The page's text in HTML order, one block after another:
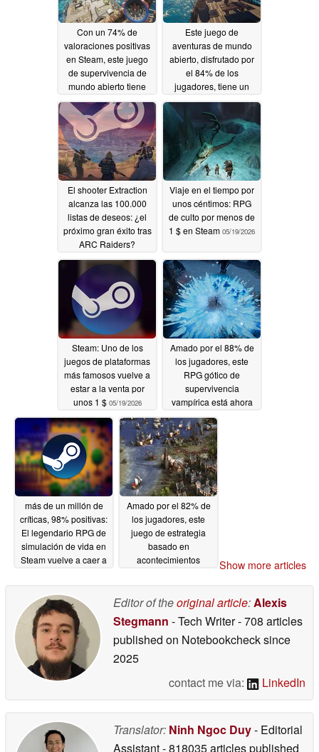
Con un 74% de
valoraciones positivas
en Steam, este juego
de supervivencia de
mundo abierto tiene
actualmente un 50%
de descuento05/21/2026
Este juego de
aventuras de mundo
abierto, disfrutado por
el 84% de los
jugadores, tiene un
50% de descuento en
Steam05/20/2026
El shooter Extraction
alcanza las 100.000
listas de deseos: ¿el
próximo gran éxito tras
ARC Raiders?
05/19/2026
Viaje en el tiempo por
unos céntimos: RPG
de culto por menos de
1 $ en Steam 05/19/2026
Steam: Uno de los
juegos de plataformas
más famosos vuelve a
estar a la venta por
unos 1 $ 05/19/2026
Amado por el 88% de
los jugadores, este
RPG gótico de
supervivencia
vampírica está ahora
en su punto más bajo
en Steam05/18/2026
más de un millón de
críticas, 98% positivas:
El legendario RPG de
simulación de vida en
Steam vuelve a caer a
Amado por el 82% de
los jugadores, este
juego de estrategia
basado en
acontecimientos
Steam05/18/2026
Show more articles
Editor of theoriginal article:Alexis
Stegmann - Tech Writer- 708 articles
published on Notebookchecksince
2025
contact me via:
LinkedIn
Translator: Ninh Ngoc Duy- Editorial
Assistant- 818035 articles published